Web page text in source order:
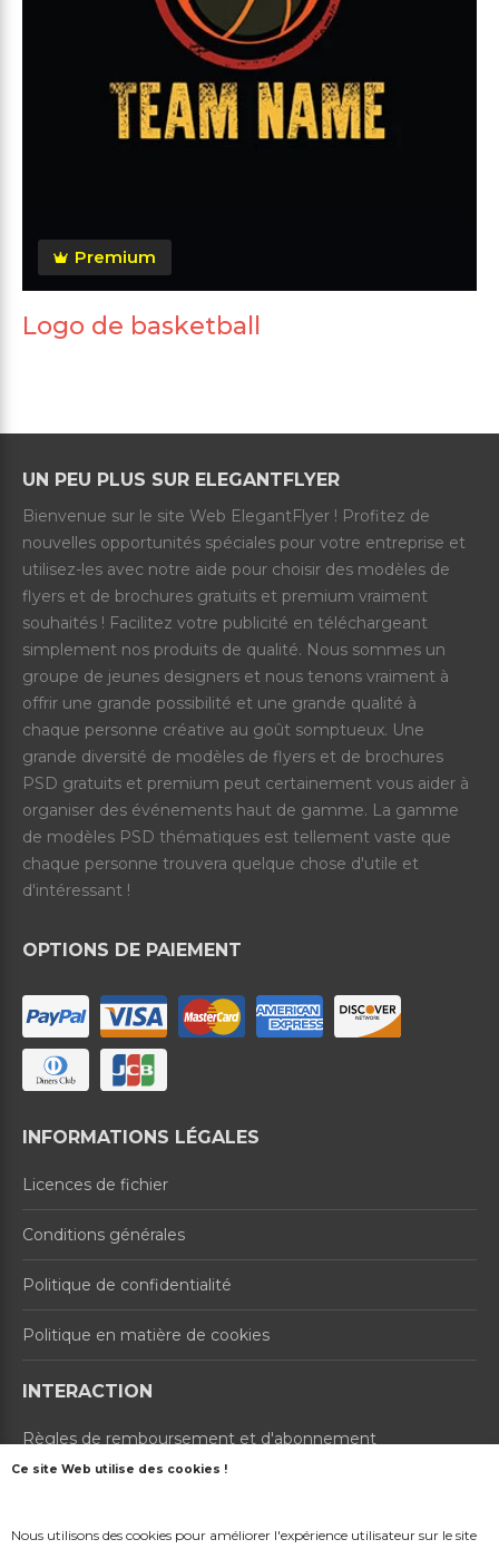
Premium
Logo de basketball
UN PEU PLUS SUR ELEGANTFLYER
Bienvenue sur le site Web ElegantFlyer ! Profitez de
nouvelles opportunités spéciales pour votre entreprise et
utilisez-les avec notre aide pour choisir des modèles de
flyers et de brochures gratuits et premium vraiment
souhaités ! Facilitez votre publicité en téléchargeant
simplement nos produits de qualité. Nous sommes un
groupe de jeunes designers et nous tenons vraiment à
offrir une grande possibilité et une grande qualité à
chaque personne créative au goût somptueux. Une
grande diversité de modèles de flyers et de brochures
PSD gratuits et premium peut certainement vous aider à
organiser des événements haut de gamme. La gamme
de modèles PSD thématiques est tellement vaste que
chaque personne trouvera quelque chose d'utile et
d'intéressant !
OPTIONS DE PAIEMENT
INFORMATIONS LÉGALES
Licences de fichier
Conditions générales
Politique de confidentialité
Politique en matière de cookies
INTERACTION
Règles de remboursement et d'abonnement
À propos de nous
Ce site Web utilise des cookies !
Nous utilisons des cookies pour améliorer l'expérience utilisateur sur le site